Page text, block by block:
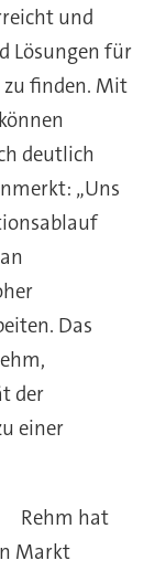
und
Lösungen für
finden. Mit
deutlich
„Uns
Das
der
einer
Rehm hat
Markt